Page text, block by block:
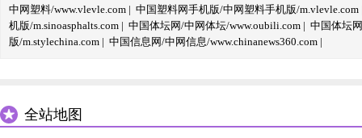
中网塑料/www.vlevle.com | 中国塑料网手机版/中网塑料手机版/m.vlevle.com
机版/m.sinoasphalts.com | 中国体坛网/中网体坛/www.oubili.com | 中国体坛
版/m.stylechina.com | 中国信息网/中网信息/www.chinanews360.com |
全站地图